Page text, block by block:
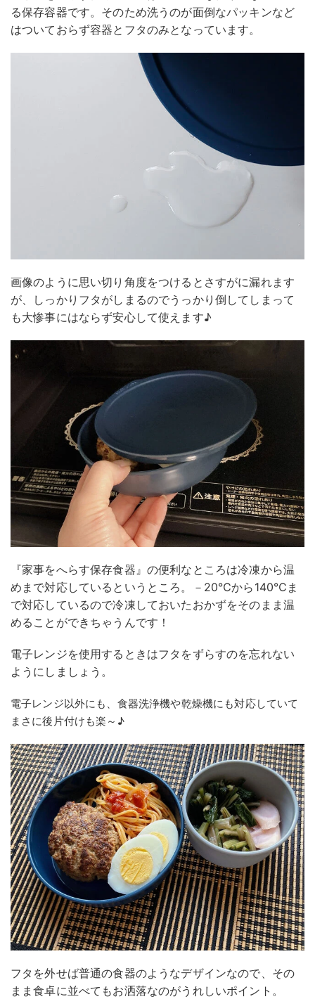
る保存容器です。そのため洗うのが面倒なパッキンなど
はついておらず容器とフタのみとなっています。
画像のように思い切り角度をつけるとさすがに漏れます
が、しっかりフタがしまるのでうっかり倒してしまって
も大惨事にはならず安心して使えます♪
『家事をへらす保存食器』の便利なところは冷凍から温
めまで対応しているというところ。－20℃から140℃ま
で対応しているので冷凍しておいたおかずをそのまま温
めることができちゃうんです！
電子レンジを使用するときはフタをずらすのを忘れない
ようにしましょう。
電子レンジ以外にも、食器洗浄機や乾燥機にも対応していて
まさに後片付けも楽～♪
フタを外せば普通の食器のようなデザインなので、その
まま食卓に並べてもお洒落なのがうれしいポイント。